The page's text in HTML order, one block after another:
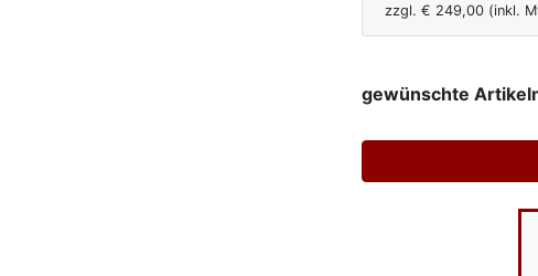
zzgl. € 249,00 (inkl.
gewünschte